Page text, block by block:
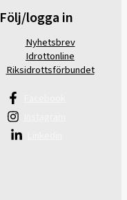
Följ/logga in
Nyhetsbrev
Idrottonline
Riksidrottsförbundet